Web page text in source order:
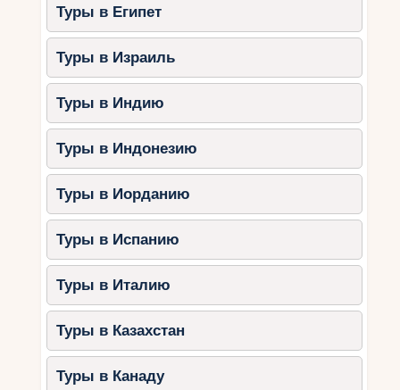
Туры в Египет
Туры в Израиль
Туры в Индию
Туры в Индонезию
Туры в Иорданию
Туры в Испанию
Туры в Италию
Туры в Казахстан
Туры в Канаду